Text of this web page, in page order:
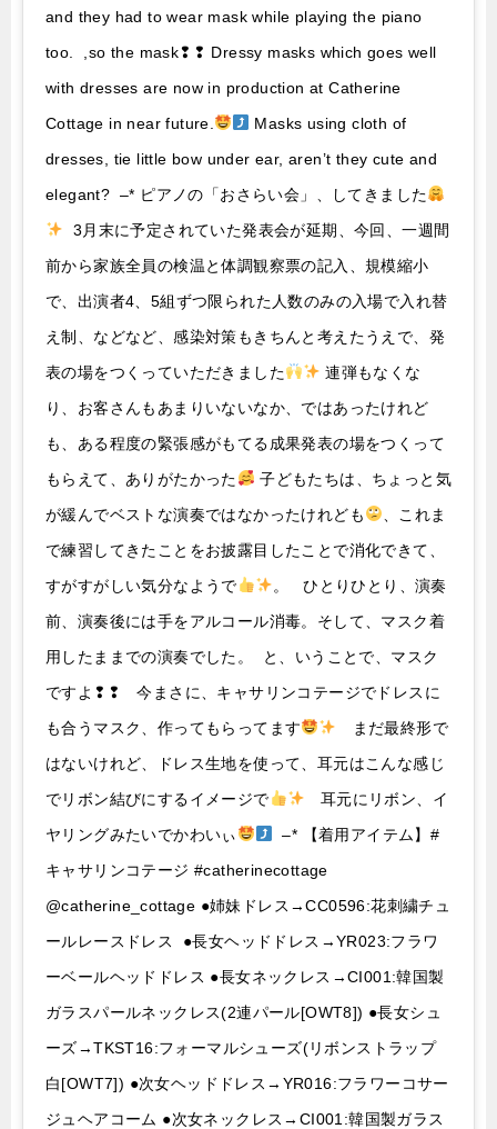
and they had to wear mask while playing the piano
too. ,so the mask❢❢ Dressy masks which goes well
with dresses are now in production at Catherine
Cottage in near future.
Masks using cloth of
dresses, tie little bow under ear, aren’t they cute and
elegant? –* ピアノの「おさらい会」、してきました
3月末に予定されていた発表会が延期、今回、一週間
前から家族全員の検温と体調観察票の記入、規模縮小
で、出演者4、5組ずつ限られた人数のみの入場で入れ替
え制、などなど、感染対策もきちんと考えたうえで、発
表の場をつくっていただきました
連弾もなくな
り、お客さんもあまりいないなか、ではあったけれど
も、ある程度の緊張感がもてる成果発表の場をつくって
もらえて、ありがたかった
子どもたちは、ちょっと気
が緩んでベストな演奏ではなかったけれども
、これま
で練習してきたことをお披露目したことで消化できて、
すがすがしい気分なようで
。 ひとりひとり、演奏
前、演奏後には手をアルコール消毒。そして、マスク着
用したままでの演奏でした。 と、いうことで、マスク
ですよ❢❢ 今まさに、キャサリンコテージでドレスに
も合うマスク、作ってもらってます
まだ最終形で
はないけれど、ドレス生地を使って、耳元はこんな感じ
でリボン結びにするイメージで
耳元にリボン、イ
ヤリングみたいでかわいぃ
–* 【着用アイテム】#
キャサリンコテージ #catherinecottage
@catherine_cottage ●姉妹ドレス→CC0596:花刺繍チュ
ールレースドレス ●長女ヘッドドレス→YR023:フラワ
ーベールヘッドドレス ●長女ネックレス→CI001:韓国製
ガラスパールネックレス(2連パール[OWT8]) ●長女シュ
ーズ→TKST16:フォーマルシューズ(リボンストラップ
白[OWT7]) ●次女ヘッドドレス→YR016:フラワーコサー
ジュヘアコーム ●次女ネックレス→CI001:韓国製ガラス